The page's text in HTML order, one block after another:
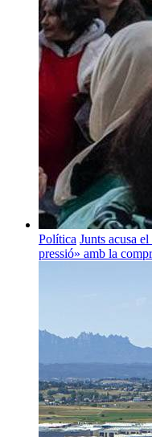
Política Junts acusa
pressió» amb la